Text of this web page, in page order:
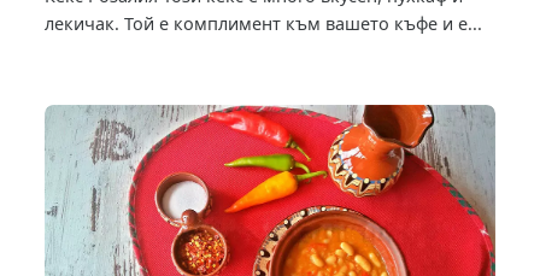
лекичак. Той е комплимент към вашето къфе и е...